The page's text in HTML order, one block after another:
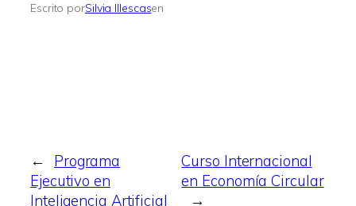
Escrito porSilvia Illescasen
←
Programa
Ejecutivo en
Inteligencia Artificial
Curso Internacional
en Economía Circular
→